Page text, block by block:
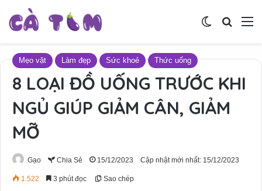
Tìm
Switch skin
Mẹo vặt Làm đẹp Sức khoẻ Thức uống
8 LOẠI ĐỒ UỐNG TRƯỚC KHI
NGỦ GIÚP GIẢM CÂN, GIẢM
MỠ
Gạo Chia Sẻ 15/12/2023 Cập nhật mới nhất: 15/12/2023
1.522 3 phút đọc Sao chép